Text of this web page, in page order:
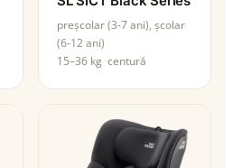
preșcolar (3-7 ani), școlar
(6-12 ani)
15–36 kg centură